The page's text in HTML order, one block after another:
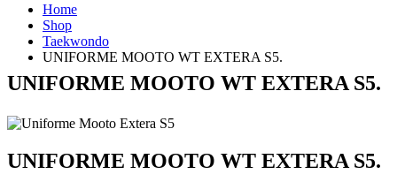
Home
Shop
Taekwondo
UNIFORME MOOTO WT EXTERA S5.
UNIFORME MOOTO WT EXTERA S5.
UNIFORME MOOTO WT EXTERA S5.